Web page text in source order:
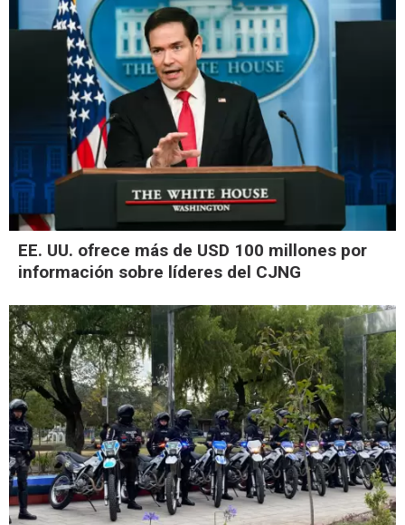
EE. UU. ofrece más de USD 100 millones por
información sobre líderes del CJNG